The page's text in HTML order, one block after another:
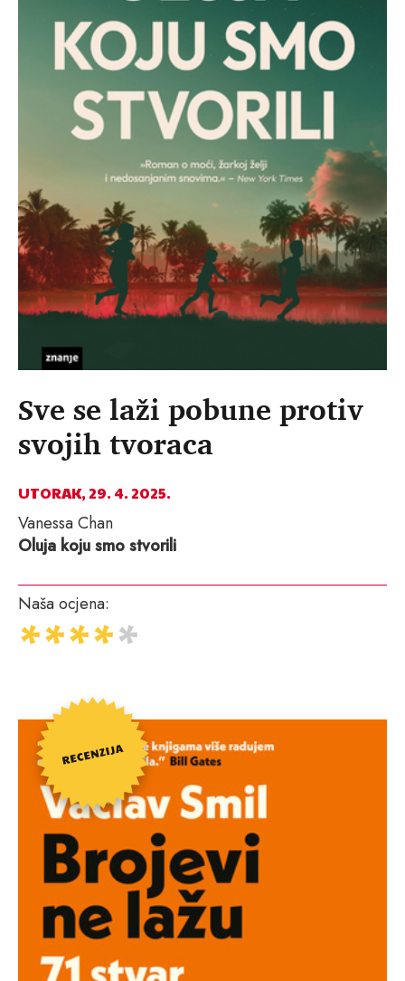
Sve se laži pobune protiv
svojih tvoraca
UTORAK, 29. 4. 2025.
Vanessa Chan
Oluja koju smo stvorili
Naša ocjena: